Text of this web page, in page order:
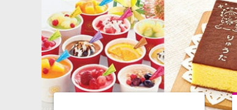
カテゴリー一覧 イベント一覧